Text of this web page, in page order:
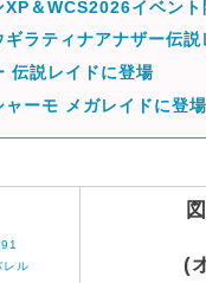
XP＆WCS2026イベン
ギラティナアナザー伝
伝説レイドに登場
ャーモ メガレイドに登場
レル
(